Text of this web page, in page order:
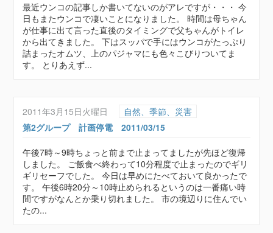
最近ウンコの記事しか書いてないのがアレですが・・・ 今
日もまたウンコで凄いことになりました。 時間は母ちゃん
が仕事に出て言った直後のタイミングで父ちゃんがトイレ
から出てきました。 下はスッパで手にはウンコがたっぷり
詰まったオムツ、上のパジャマにも色々こびりついてま
す。 とりあえず...
2011年3月15日火曜日
自然、季節、災害
第2グループ 計画停電 2011/03/15
午後7時～9時ちょっと前まで止まってましたが先ほど復帰
しました。 ご飯食べ終わって10分程度で止まったのでギリ
ギリセーフでした。 今日は早めにたべておいて良かったで
す。 午後6時20分～10時止められるというのは一番痛い時
間ですがなんとか乗り切れました。 市の境辺りに住んでい
たの...